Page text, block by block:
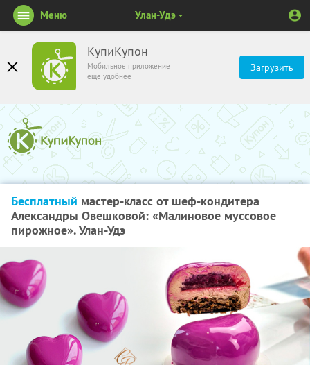
КупиКупон
Мобильное приложение
ещё удобнее
Загрузить
Меню Улан-Удэ
Бесплатный мастер-класс от шеф-кондитера
Александры Овешковой: «Малиновое муссовое
пирожное». Улан-Удэ